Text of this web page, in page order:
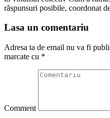
răspunsuri posibile, coordonat
Lasa un comentariu
Adresa ta de email nu va fi
marcate cu *
Comment